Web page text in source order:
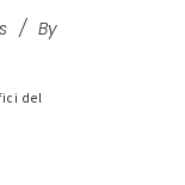
By
del